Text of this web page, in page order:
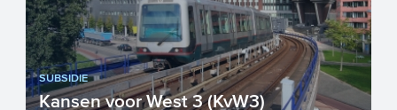
SUBSIDIE
Kansen voor West 3 (KvW3)